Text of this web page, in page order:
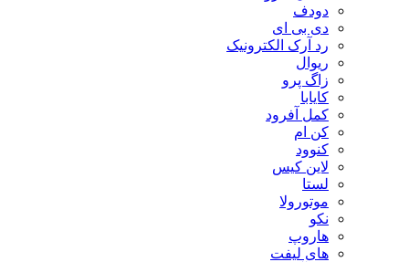
دودف
دی بی ای
رد آرک الکترونیک
ریوال
زاگ پرو
کایابا
کمل آفرود
کن ام
کنوود
لاین کیس
لستا
موتورولا
نکو
هاروپ
های لیفت